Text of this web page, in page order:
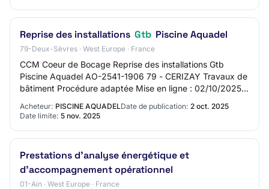
Reprise des installations Gtb Piscine Aquadel
79-Deux-Sèvres · West Europe · France
CCM Coeur de Bocage Reprise des installations Gtb
Piscine Aquadel AO-2541-1906 79 - CERIZAY Travaux de
bâtiment Procédure adaptée Mise en ligne : 02/10/2025
Acheteur: PISCINE AQUADELDate de publication: 2 oct. 2025
Date limite: 5 nov. 2025
Prestations d'analyse énergétique et
d'accompagnement opérationnel
01-Ain · West Europe · France